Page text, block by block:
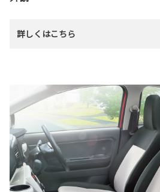
詳しくはこちら